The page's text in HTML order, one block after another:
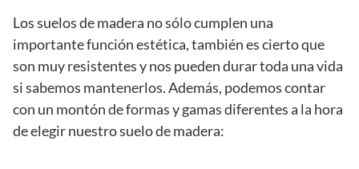
Los suelos de madera no sólo cumplen una
importante función estética, también es cierto que
son muy resistentes y nos pueden durar toda una vida
si sabemos mantenerlos. Además, podemos contar
con un montón de formas y gamas diferentes a la hora
de elegir nuestro suelo de madera: